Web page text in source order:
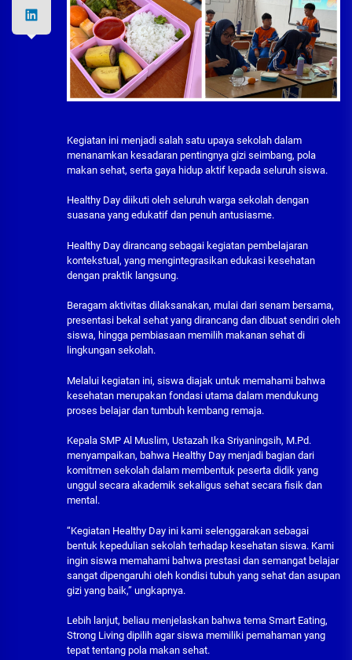
Kegiatan ini menjadi salah satu upaya sekolah dalam
menanamkan kesadaran pentingnya gizi seimbang, pola
makan sehat, serta gaya hidup aktif kepada seluruh siswa.
Healthy Day diikuti oleh seluruh warga sekolah dengan
suasana yang edukatif dan penuh antusiasme.
Healthy Day dirancang sebagai kegiatan pembelajaran
kontekstual, yang mengintegrasikan edukasi kesehatan
dengan praktik langsung.
Beragam aktivitas dilaksanakan, mulai dari senam bersama,
presentasi bekal sehat yang dirancang dan dibuat sendiri oleh
siswa, hingga pembiasaan memilih makanan sehat di
lingkungan sekolah.
Melalui kegiatan ini, siswa diajak untuk memahami bahwa
kesehatan merupakan fondasi utama dalam mendukung
proses belajar dan tumbuh kembang remaja.
Kepala SMP Al Muslim, Ustazah Ika Sriyaningsih, M.Pd.
menyampaikan, bahwa Healthy Day menjadi bagian dari
komitmen sekolah dalam membentuk peserta didik yang
unggul secara akademik sekaligus sehat secara fisik dan
mental.
“Kegiatan Healthy Day ini kami selenggarakan sebagai
bentuk kepedulian sekolah terhadap kesehatan siswa. Kami
ingin siswa memahami bahwa prestasi dan semangat belajar
sangat dipengaruhi oleh kondisi tubuh yang sehat dan asupan
gizi yang baik,” ungkapnya.
Lebih lanjut, beliau menjelaskan bahwa tema Smart Eating,
Strong Living dipilih agar siswa memiliki pemahaman yang
tepat tentang pola makan sehat.